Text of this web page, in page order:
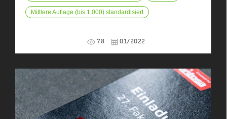
Mittlere Auflage (bis 1.000) standardisiert
78 01/2022